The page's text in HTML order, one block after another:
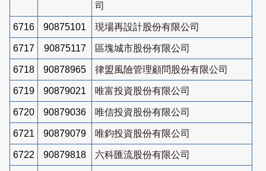
司
6716 90875101 現場再設計股份有限公司
6717 90875117 區塊城市股份有限公司
6718 90878965 律盟風險管理顧問股份有限公司
6719 90879021 唯富投資股份有限公司
6720 90879036 唯信投資股份有限公司
6721 90879079 唯鈞投資股份有限公司
6722 90879818 六科匯流股份有限公司